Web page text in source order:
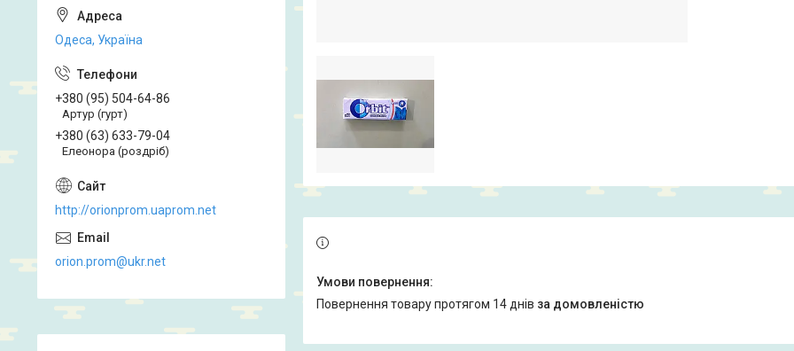
повернення товару протягом 14 днів за домовленістю
Одеса, Україна
+380 (95) 504-64-86
Артур (гурт)
+380 (63) 633-79-04
Елеонора (роздріб)
http://orionprom.uaprom.net
orion.prom@ukr.net